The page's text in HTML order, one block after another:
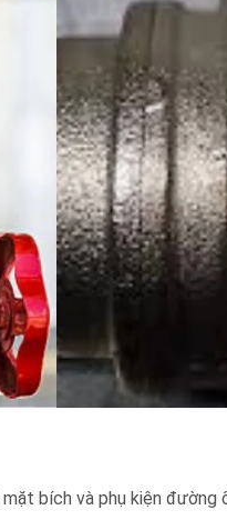
bích và phụ kiện đường